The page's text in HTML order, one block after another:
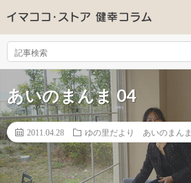
あいのまんま 04
2011.04.28 ゆの里だより あいのまんま